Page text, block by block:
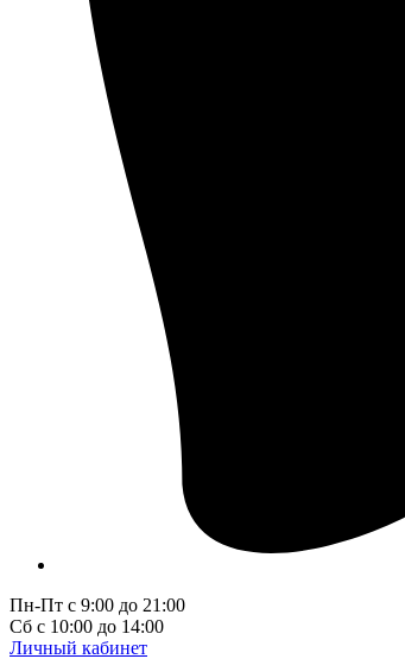
Пн-Пт с 9:00 до 21:00
Сб с 10:00 до 14:00
Личный кабинет